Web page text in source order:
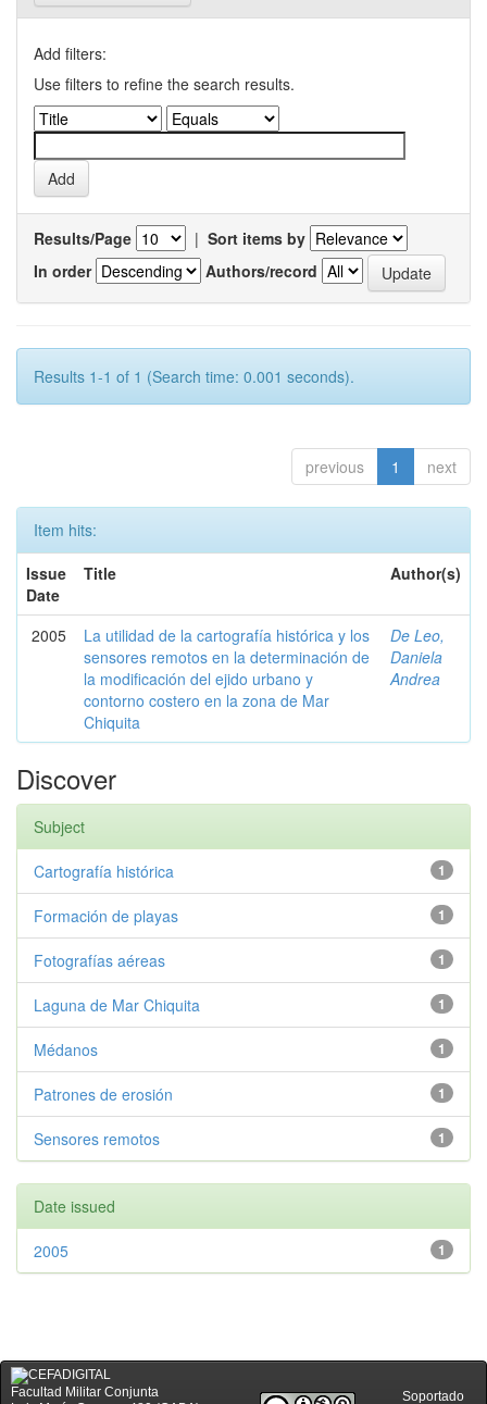
Add filters:
Use filters to refine the search results.
Results/Page | Sort items by
In order
Authors/record
Results 1-1 of 1 (Search time: 0.001 seconds).
previous 1 next
Item hits:
Issue
Date
Title Author(s)
2005
La utilidad de la cartografía histórica y los
sensores remotos en la determinación de
la modificación del ejido urbano y
contorno costero en la zona de Mar
Chiquita
De Leo,
Daniela
Andrea
Discover
Subject
1
Cartografía histórica
1
Formación de playas
1
Fotografías aéreas
1
Laguna de Mar Chiquita
1
Médanos
1
Patrones de erosión
1
Sensores remotos
Date issued
1
2005
Facultad Militar Conjunta
Soportado